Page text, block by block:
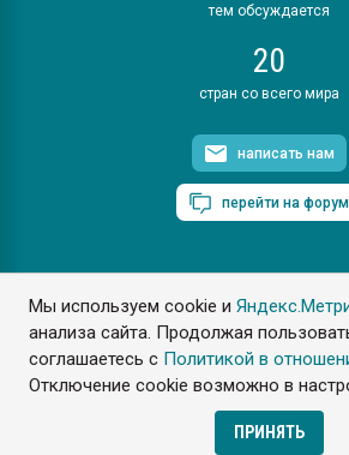
Мы используем cookie и
анализа сайта. Продолжая
соглашаетесь с Политикой в
Отключение cookie возможно в
ПРИНЯТЬ
тем обсуждается
20
стран со всего мира
написать нам
перейти на форум
ПластЭксперт © 2006. Все
Разрешается копирование материалов
ссылкой на www.e-
Разработка сайта